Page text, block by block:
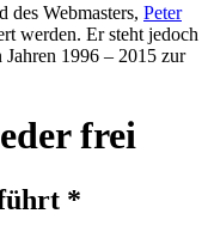
Webmasters, Peter
werden. Er steht jedoch
1996 – 2015 zur
frei
*